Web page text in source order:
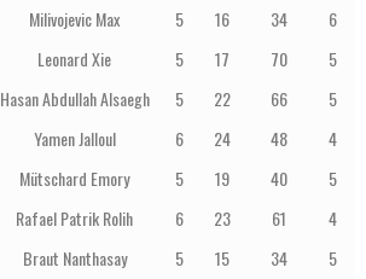
Milivojevic Max 5 16 34
6
Leonard Xie 5 17 70
5
Hasan Abdullah Alsaegh 5 22 66
5
Yamen Jalloul 6 24 48
4
Mütschard Emory 5 19 40
5
Rafael Patrik Rolih 6 23 61
4
Braut Nanthasay 5 15 34
5